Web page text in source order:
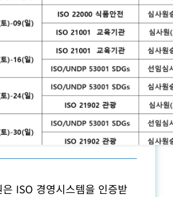
사업분야
ISO 인증
ISO 경영시스템을 인증받